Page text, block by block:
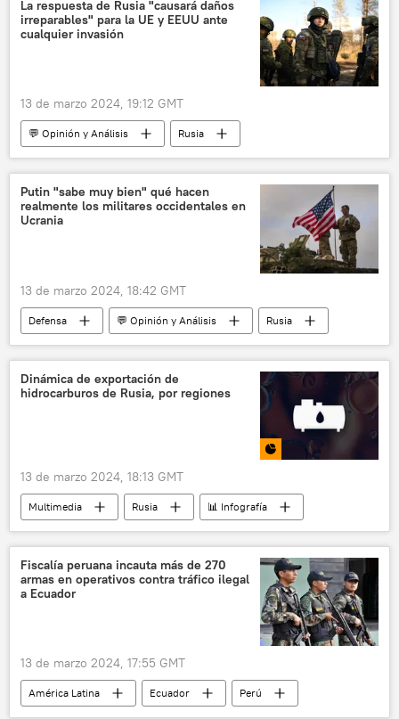
Felipe Calderón
The Wall Street Journal
La respuesta de Rusia "causará daños
irreparables" para la UE y EEUU ante
cualquier invasión
13 de marzo 2024, 19:12 GMT
💬 Opinión y Análisis
Rusia
Vladímir Putin
Defensa
🛡️ Zonas de conflicto
Putin "sabe muy bien" qué hacen
realmente los militares occidentales en
Ucrania
13 de marzo 2024, 18:42 GMT
Defensa 💬 Opinión y Análisis
Rusia
📰 Operación rusa de desmilitarización y desnazificación de Ucrania
Ucrania
🛡️ Zonas de conflicto
Dinámica de exportación de
hidrocarburos de Rusia, por regiones
13 de marzo 2024, 18:13 GMT
Multimedia Rusia
📊 Infografía
📈 Mercados y finanzas
hidrocarburos
📰 Consecuencias económicas de las sanciones occidentales contra Rusia
📊 Infografías económicas
Fiscalía peruana incauta más de 270
armas en operativos contra tráfico ilegal
a Ecuador
13 de marzo 2024, 17:55 GMT
América Latina Ecuador
Perú